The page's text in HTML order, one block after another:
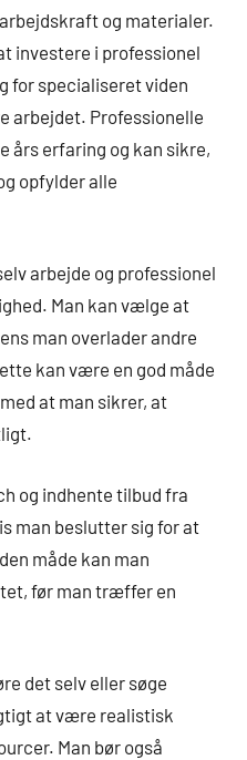
og materialer.
investere i professionel
for specialiseret viden
arbejdet. Professionelle
års erfaring og kan sikre,
opfylder alle
arbejde og professionel
Man kan vælge at
man overlader andre
kan være en god måde
at man sikrer, at
og indhente tilbud fra
man beslutter sig for at
måde kan man
før man træffer en
det selv eller søge
at være realistisk
Man bør også